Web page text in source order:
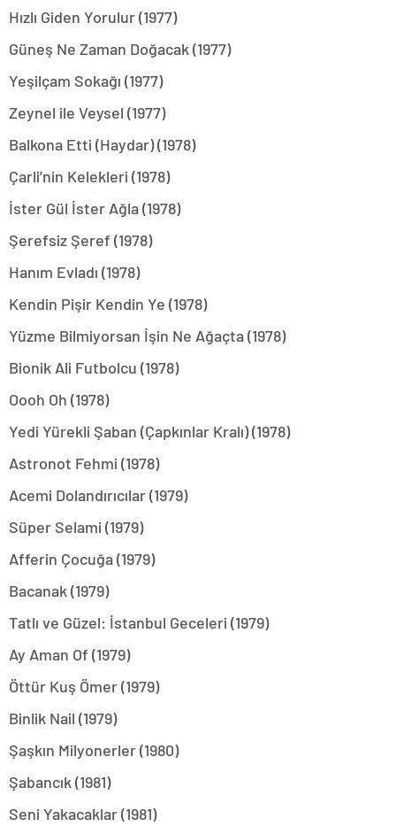
Hızlı Giden Yorulur (1977)
Güneş Ne Zaman Doğacak (1977)
Yeşilçam Sokağı (1977)
Zeynel ile Veysel (1977)
Balkona Etti (Haydar) (1978)
Çarli’nin Kelekleri (1978)
İster Gül İster Ağla (1978)
Şerefsiz Şeref (1978)
Hanım Evladı (1978)
Kendin Pişir Kendin Ye (1978)
Yüzme Bilmiyorsan İşin Ne Ağaçta (1978)
Bionik Ali Futbolcu (1978)
Oooh Oh (1978)
Yedi Yürekli Şaban (Çapkınlar Kralı) (1978)
Astronot Fehmi (1978)
Acemi Dolandırıcılar (1979)
Süper Selami (1979)
Afferin Çocuğa (1979)
Bacanak (1979)
Tatlı ve Güzel: İstanbul Geceleri (1979)
Ay Aman Of (1979)
Öttür Kuş Ömer (1979)
Binlik Nail (1979)
Şaşkın Milyonerler (1980)
Şabancık (1981)
Seni Yakacaklar (1981)